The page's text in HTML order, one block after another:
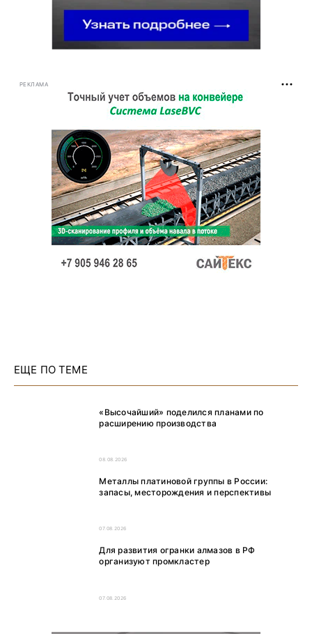
РЕКЛАМА
ЕЩЕ ПО ТЕМЕ
«Высочайший» поделился планами по
расширению производства
08.08.2026
Металлы платиновой группы в России:
запасы, месторождения и перспективы
07.08.2026
Для развития огранки алмазов в РФ
организуют промкластер
07.08.2026